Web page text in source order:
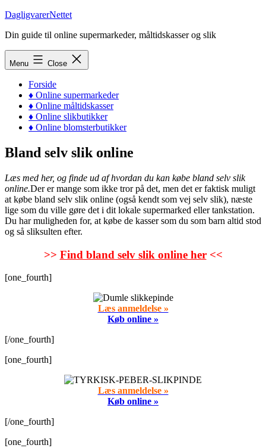
Skip
content
DagligvarerNettet
Din guide til online supermarkeder, måltidskasser og slik
Menu Close
Forside
♦ Online supermarkeder
♦ Online måltidskasser
♦ Online slikbutikker
♦ Online blomsterbutikker
Bland selv slik online
Læs med her, og finde ud af hvordan du kan købe bland selv slik
online.Der er mange som ikke tror på det, men det er faktisk muligt
at købe bland selv slik online (også kendt som vej selv slik), næste
lige som du ville gøre det i dit lokale supermarked eller tankstation.
Du har muligheden for, at købe de kasser som du som barn altid stod
og så sliksulten efter.
>> Find bland selv slik online her<<
[one_fourth]
Læs anmeldelse »
Køb online »
[/one_fourth]
[one_fourth]
Læs anmeldelse »
Køb online »
[/one_fourth]
[one_fourth]